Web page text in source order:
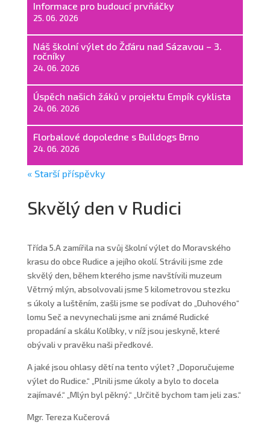
Informace pro budoucí prvňáčky
25. 06. 2026
Náš školní výlet do Žďáru nad Sázavou – 3.
ročníky
24. 06. 2026
Úspěch našich žáků v projektu Empík cyklista
24. 06. 2026
Florbalové dopoledne s Bulldogs Brno
24. 06. 2026
« Starší příspěvky
Skvělý den v Rudici
Třída 5.A zamířila na svůj školní výlet do Moravského
krasu do obce Rudice a jejího okolí. Strávili jsme zde
skvělý den, během kterého jsme navštívili muzeum
Větrný mlýn, absolvovali jsme 5 kilometrovou stezku
s úkoly a luštěním, zašli jsme se podívat do „Duhového“
lomu Seč a nevynechali jsme ani známé Rudické
propadání a skálu Kolíbky, v níž jsou jeskyně, které
obývali v pravěku naši předkové.
A jaké jsou ohlasy dětí na tento výlet? „Doporučujeme
výlet do Rudice.“ „Plnili jsme úkoly a bylo to docela
zajímavé.“ „Mlýn byl pěkný.“ „Určitě bychom tam jeli zas.“
Mgr. Tereza Kučerová